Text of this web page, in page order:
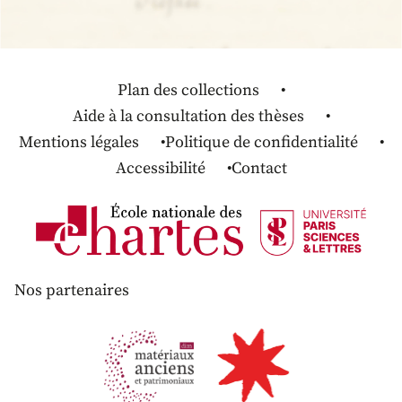
Plan des collections
Aide à la consultation des thèses
Mentions légales
Politique de confidentialité
Accessibilité
Contact
Nos partenaires